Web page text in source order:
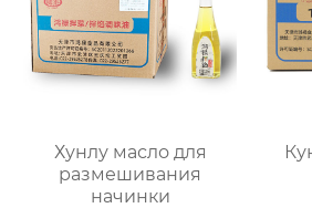
Хунлу масло для
размешивания
начинки